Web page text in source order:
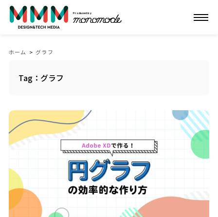
Produced by
ホーム > グラフ
Tag：グラフ